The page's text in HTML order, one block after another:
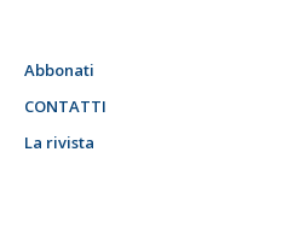
Abbonati
CONTATTI
La rivista